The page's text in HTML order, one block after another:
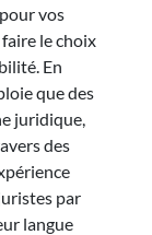
vos
le choix
En
que des
juridique,
des
par
langue